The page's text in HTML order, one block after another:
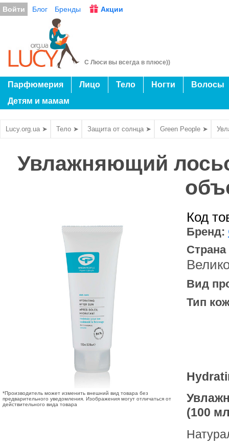
Войти Блог Бренды Акции
С Люси вы всегда в плюсе))
Парфюмерия Лицо Тело Ногти
Волосы
Детям и мамам
Lucy.org.ua ➤ Тело ➤ Защита от солнца ➤ Green People ➤
Увлажняющий
*Производитель может изменить внешний вид товара без
предварительного уведомления. Изображения могут отличаться от
действительного вида товара
Код
Бренд:
Вид
Тип
(100